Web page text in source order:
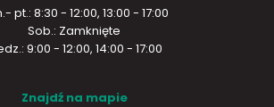
pt.: 8:30 - 12:00, 13:00 - 17:00
Sob.: Zamknięte
9:00 - 12:00, 14:00 - 17:00
Znajdź na mapie